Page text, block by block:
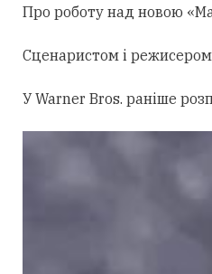
Про роботу над новою
Сценаристом і
У Warner Bros. раніше